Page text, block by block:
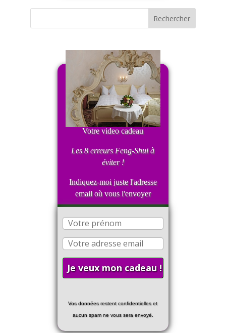
Votre video cadeau
Les 8 erreurs Feng-Shuià
éviter !
Indiquez-moi juste l'adresse
email où vous l'envoyer
Vos données restent confidentielles et
aucun spam ne vous sera envoyé.